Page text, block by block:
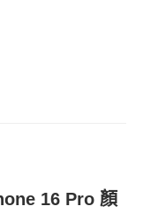
16 Pro 顏